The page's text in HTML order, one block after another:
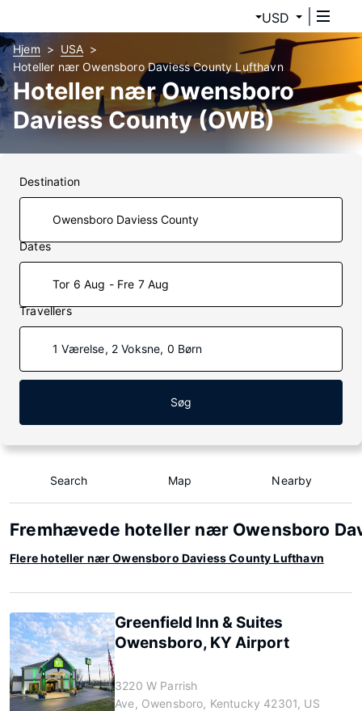
USD
Hjem
USA
Hoteller nær Owensboro Daviess County Lufthavn
Hoteller nær Owensboro
Daviess County (OWB)
Destination
Dates
Tor 6 Aug - Fre 7 Aug
Travellers
1 Værelse, 2 Voksne, 0 Børn
Søg
Search Map Nearby
Fremhævede hoteller nær Owensboro
Flere hoteller nær Owensboro Daviess County Lufthavn
Greenfield Inn & Suites
Owensboro, KY Airport
3220 W Parrish
Ave, Owensboro, Kentucky 42301, US